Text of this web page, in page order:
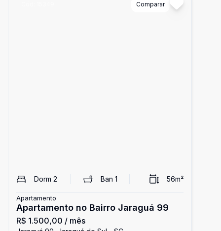
Comparar
Dorm 2 Ban 1 56m²
Apartamento
Apartamento no Bairro Jaraguá 99
R$ 1.500,00 / mês